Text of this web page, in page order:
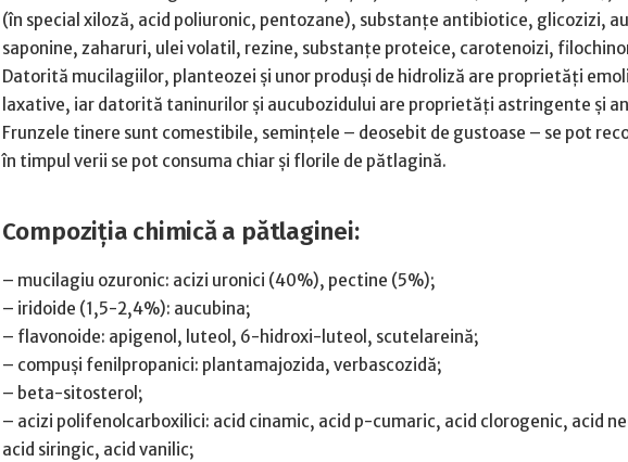
(în special xiloză, acid poliuronic, pentozane), substanţe antibiotice, glicozizi,
saponine, zaharuri, ulei volatil, rezine, substanţe proteice, carotenoizi,
Datorită mucilagiilor, planteozei şi unor produşi de hidroliză are proprietăţi
laxative, iar datorită taninurilor şi aucubozidului are proprietăţi astringente şi
Frunzele tinere sunt comestibile, seminţele – deosebit de gustoase – se pot
în timpul verii se pot consuma chiar şi florile de pătlagină.
Compoziţia chimică a pătlaginei:
– mucilagiu ozuronic: acizi uronici (40%), pectine (5%);
– iridoide (1,5-2,4%): aucubina;
– flavonoide: apigenol, luteol, 6-hidroxi-luteol, scutelareină;
– compuşi fenilpropanici: plantamajozida, verbascozidă;
– beta-sitosterol;
– acizi polifenolcarboxilici: acid cinamic, acid p-cumaric, acid clorogenic, acid
acid siringic, acid vanilic;